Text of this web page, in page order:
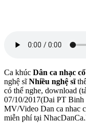
Ca khúc Dân ca nhạc
nghệ sĩNhiều nghệ sĩ
có thể nghe, download
07/10/2017(Dai PT
MV/Video Dan ca nhac
miễn phí tại